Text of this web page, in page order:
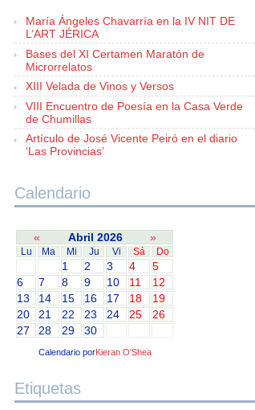
María Ángeles Chavarría en la IV NIT DE
L’ART JÉRICA
Bases del XI Certamen Maratón de
Microrrelatos
XIII Velada de Vinos y Versos
VIII Encuentro de Poesía en la Casa Verde
de Chumillas
Artículo de José Vicente Peiró en el diario
‘Las Provincias’
Calendario
« Abril 2026 »
Lu Ma Mi Ju Vi Sá Do
1 2 3 4
5
6
7 8 9 10 11
12
13
14 15 16 17 18
19
20
21 22 23 24 25
26
27
28 29 30
Calendario porKieran O'Shea
Etiquetas